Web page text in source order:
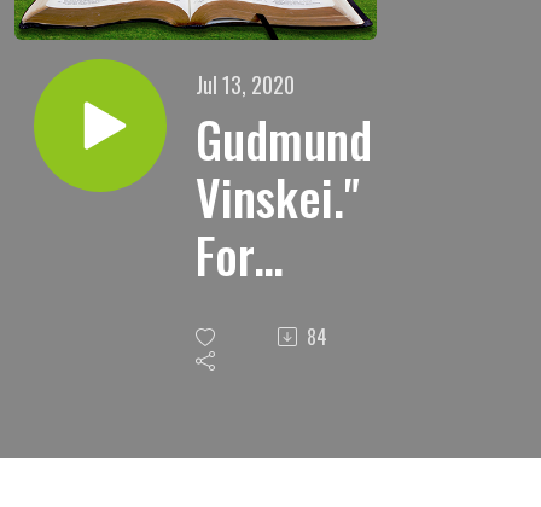
Jul 13, 2020
Gudmund
Vinskei."
For
mennesker
er det 84